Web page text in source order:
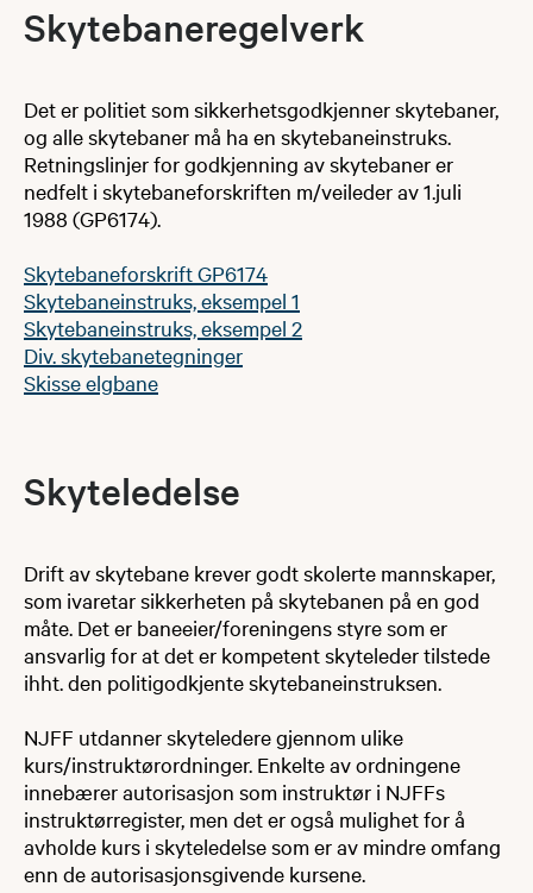
Skytebaneregel​​verk​
Det er politiet som sikkerhetsgodkjenner skytebaner,
og alle skytebaner må ha en skytebaneinstruks.
Retningslinjer for godkjenning av skytebaner er
nedfelt i skytebaneforskriften m/veileder av 1.juli
1988 (GP6174).
Skytebaneforskrift GP6174
Skytebaneinstruks, eksempel 1
Skytebaneinstruks, eksempel 2
Div. skytebanetegninger
Skisse elgbane
Skytelede​lse​​
Drift av skytebane krever godt skolerte mannskaper,
som ivaretar sikkerheten på skytebanen på en god
måte. Det er baneeier/foreningens styre som er
ansvarlig for at det er kompetent skyteleder tilstede
ihht. den politigodkjente skytebaneinstruksen.
NJFF utdanner skyteledere gjennom ulike
kurs/instruktørordninger. Enkelte av ordningene
innebærer autorisasjon som instruktør i NJFFs
instruktørregister, men det er også mulighet for å
avholde kurs i skyteledelse som er av mindre omfang
enn de autorisasjonsgivende kursene.​